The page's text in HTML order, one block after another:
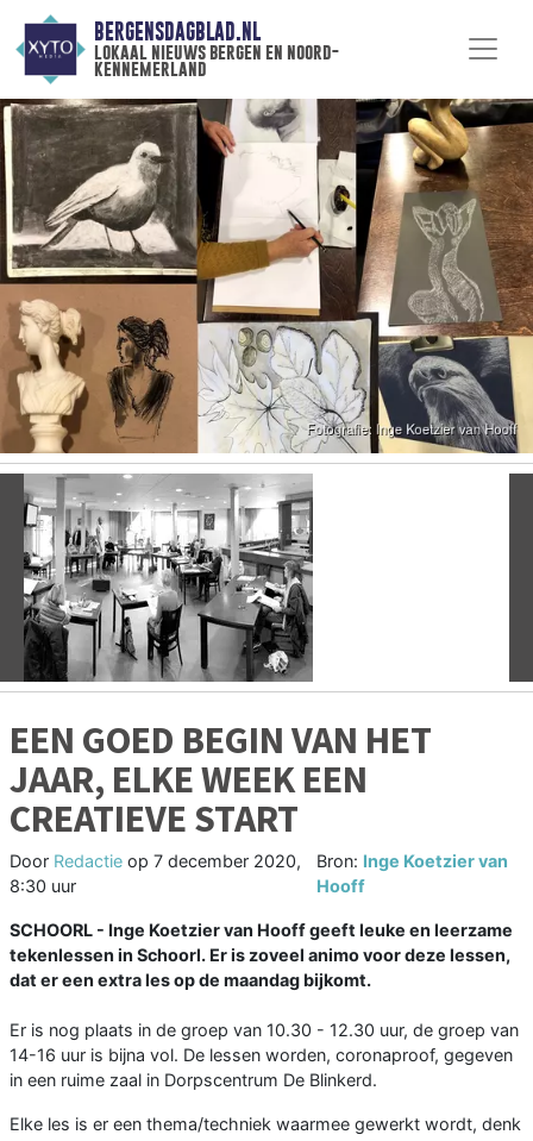
BERGENSDAGBLAD.NL
lokaal nieuws bergen en noord-
kennemerland
Vorige
EEN GOED BEGIN VAN HET
JAAR, ELKE WEEK EEN
CREATIEVE START
Door Redactie op 7 december 2020,
8:30 uur
Bron: Inge Koetzier van
Hooff
SCHOORL - Inge Koetzier van Hooff geeft leuke en leerzame
tekenlessen in Schoorl. Er is zoveel animo voor deze lessen,
dat er een extra les op de maandag bijkomt.
Er is nog plaats in de groep van 10.30 - 12.30 uur, de groep van
14-16 uur is bijna vol. De lessen worden, coronaproof, gegeven
in een ruime zaal in Dorpscentrum De Blinkerd.
Elke les is er een thema/techniek waarmee gewerkt wordt, denk